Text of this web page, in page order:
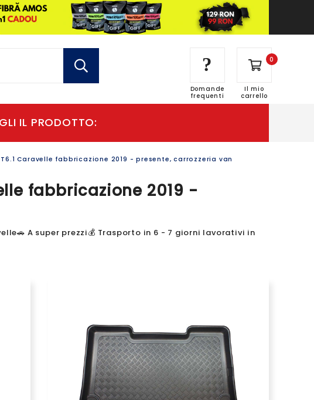
0
Il mio
carrello
?
Domande
frequenti
Caravelle fabbricazione 2019 - presente, carrozzeria van
fabbricazione 2019 -
A super prezzi💰 Trasporto in 6 - 7 giorni lavorativi in